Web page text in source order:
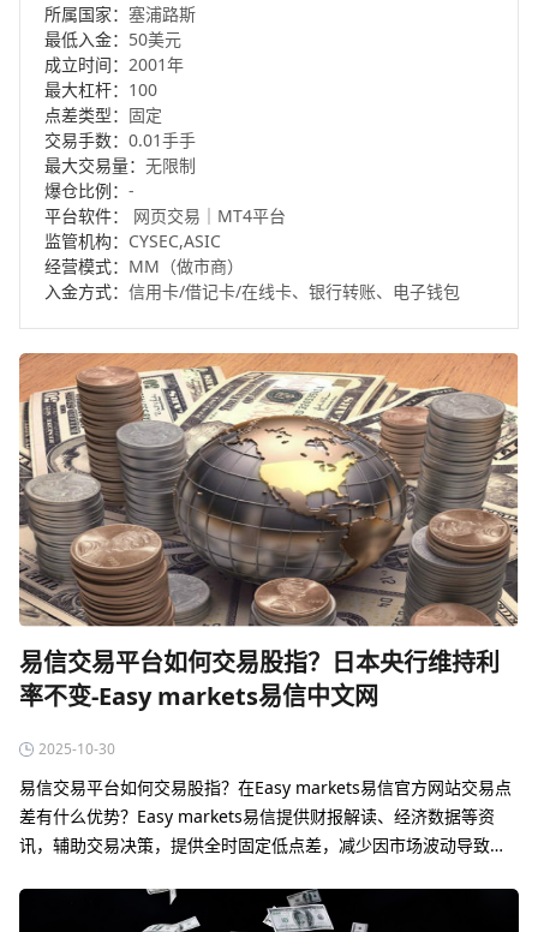
所属国家： 塞浦路斯
最低入金： 50美元
成立时间： 2001年
最大杠杆： 100
点差类型： 固定
交易手数： 0.01手手
最大交易量： 无限制
爆仓比例： -
平台软件：
网页交易｜MT4平台
监管机构： CYSEC,ASIC
经营模式： MM（做市商）
入金方式： 信用卡/借记卡/在线卡、银行转账、电子钱包
易信交易平台如何交易股指？日本央行维持利
率不变-Easy markets易信中文网
2025-10-30
易信交易平台如何交易股指？在Easy markets易信官方网站交易点
差有什么优势？‌‌Easy markets易信提供财报解读、经济数据等资
讯，辅助交易决策‌，提供全时固定低点差，减少因市场波动导致的